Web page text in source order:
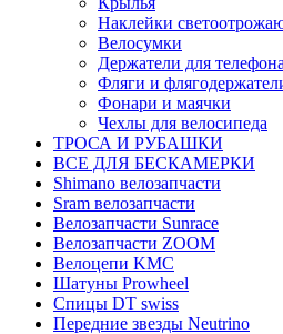
Наклейки
Велосумки
Держатели для телефона
Фляги и
Фонари и маячки
Чехлы для велосипеда
ТРОСА И РУБАШКИ
ВСЕ ДЛЯ БЕСКАМЕРКИ
Shimano велозапчасти
Sram велозапчасти
Велозапчасти Sunrace
Велозапчасти ZOOM
Велоцепи KMC
Шатуны Prowheel
Спицы DT swiss
Передние звезды Neutrino